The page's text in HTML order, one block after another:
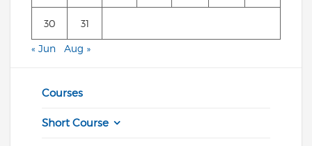
30 31
« Jun Aug »
Courses
Short Course